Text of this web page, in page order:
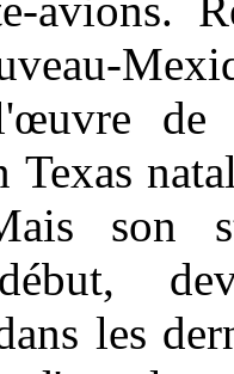
avions.
de
Texas
son
les